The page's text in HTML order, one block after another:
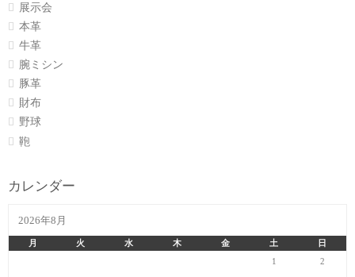
展示会
本革
牛革
腕ミシン
豚革
財布
野球
鞄
カレンダー
2026年8月
月 火 水 木 金 土
日
1
2